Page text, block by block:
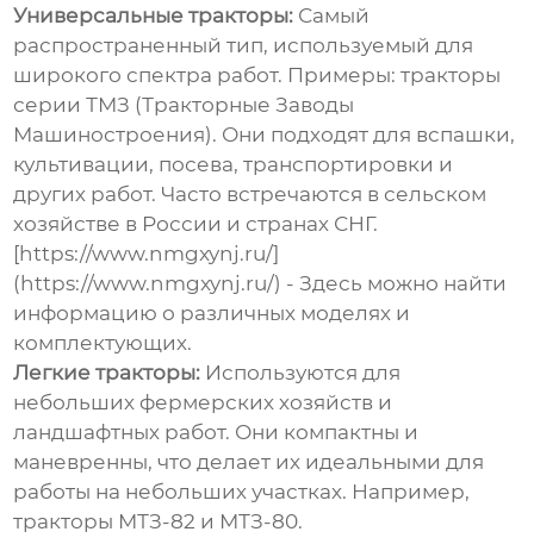
Универсальные тракторы: Самый
распространенный тип, используемый для
широкого спектра работ. Примеры: тракторы
серии ТМЗ (Тракторные Заводы
Машиностроения). Они подходят для вспашки,
культивации, посева, транспортировки и
других работ. Часто встречаются в сельском
хозяйстве в России и странах СНГ.
[https://www.nmgxynj.ru/]
(https://www.nmgxynj.ru/) - Здесь можно найти
информацию о различных моделях и
комплектующих.
Легкие тракторы: Используются для
небольших фермерских хозяйств и
ландшафтных работ. Они компактны и
маневренны, что делает их идеальными для
работы на небольших участках. Например,
тракторы МТЗ-82 и МТЗ-80.